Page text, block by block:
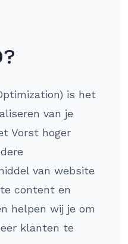
is het
van je
Vorst hoger
van website
content en
helpen wij je om
klanten te